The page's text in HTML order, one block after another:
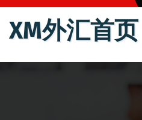
跳
XM外汇首页